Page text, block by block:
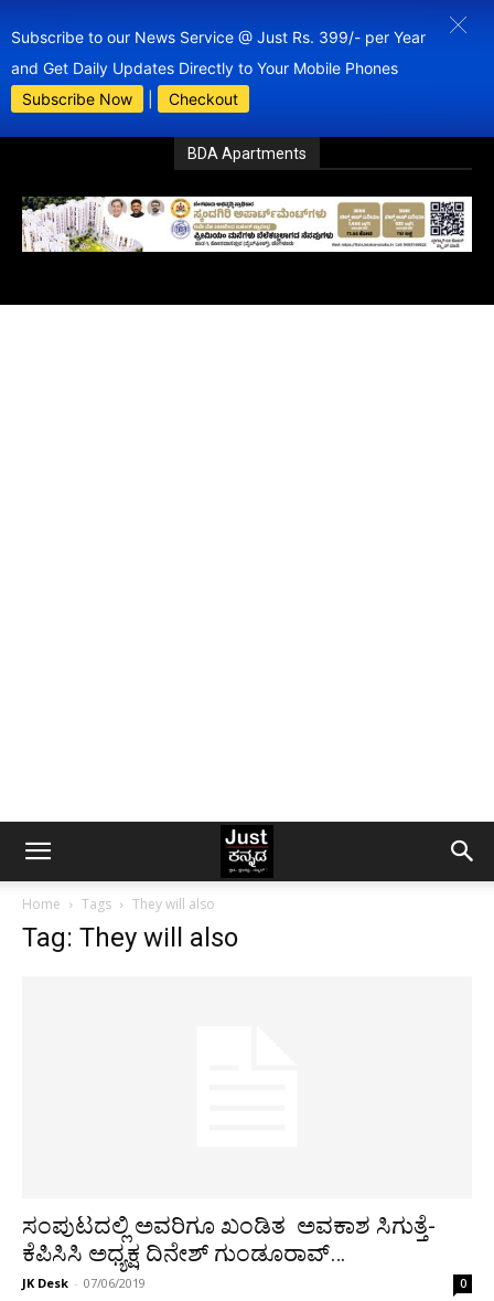
Subscribe to our News Service @ Just Rs. 399/- per Year
and Get Daily Updates Directly to Your Mobile Phones
Subscribe Now
Checkout
BDA Apartments
Home Tags They will also
Tag: They will also
ಸಂಪುಟದಲ್ಲಿ ಅವರಿಗೂ ಖಂಡಿತ ಅವಕಾಶ ಸಿಗುತ್ತೆ-
ಕೆಪಿಸಿಸಿ ಅಧ್ಯಕ್ಷ ದಿನೇಶ್ ಗುಂಡೂರಾವ್…
JK Desk - 07/06/2019 0